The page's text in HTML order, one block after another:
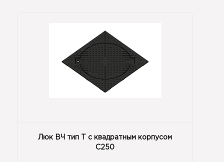
Люк ВЧ тип Т с квадратным корпусом
С250